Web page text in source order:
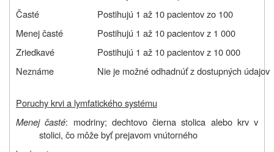
Časté
Postihujú 1 až 10 pacientov zo 100
Menej časté
Postihujú 1 až 10 pacientov z 1 000
Zriedkavé
Postihujú 1 až 10 pacientov z 10 000
Neznáme
Nie je možné odhadnúť z dostupných údajov
Poruchy krvi a lymfatického systému
Menej časté: modriny; dechtovo čierna stolica alebo krv v
stolici, čo môže byť prejavom vnútorného